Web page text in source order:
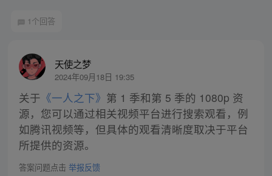
1个回答
天使之梦
2024年09月18日 19:35
关于 《一人之下》 第 1 季和第 5 季的 1080p 资
源，您可以通过相关视频平台进行搜索观看，例
如腾讯视频等，但具体的观看清晰度取决于平台
所提供的资源。
答案问题点击 举报反馈